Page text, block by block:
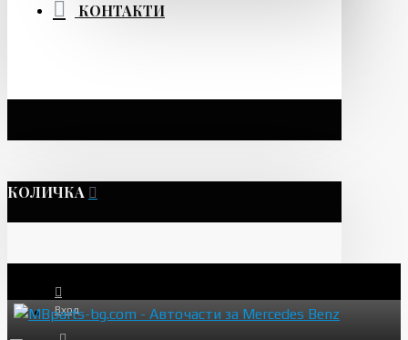
КОНТАКТИ
КОЛИЧКА
Вход